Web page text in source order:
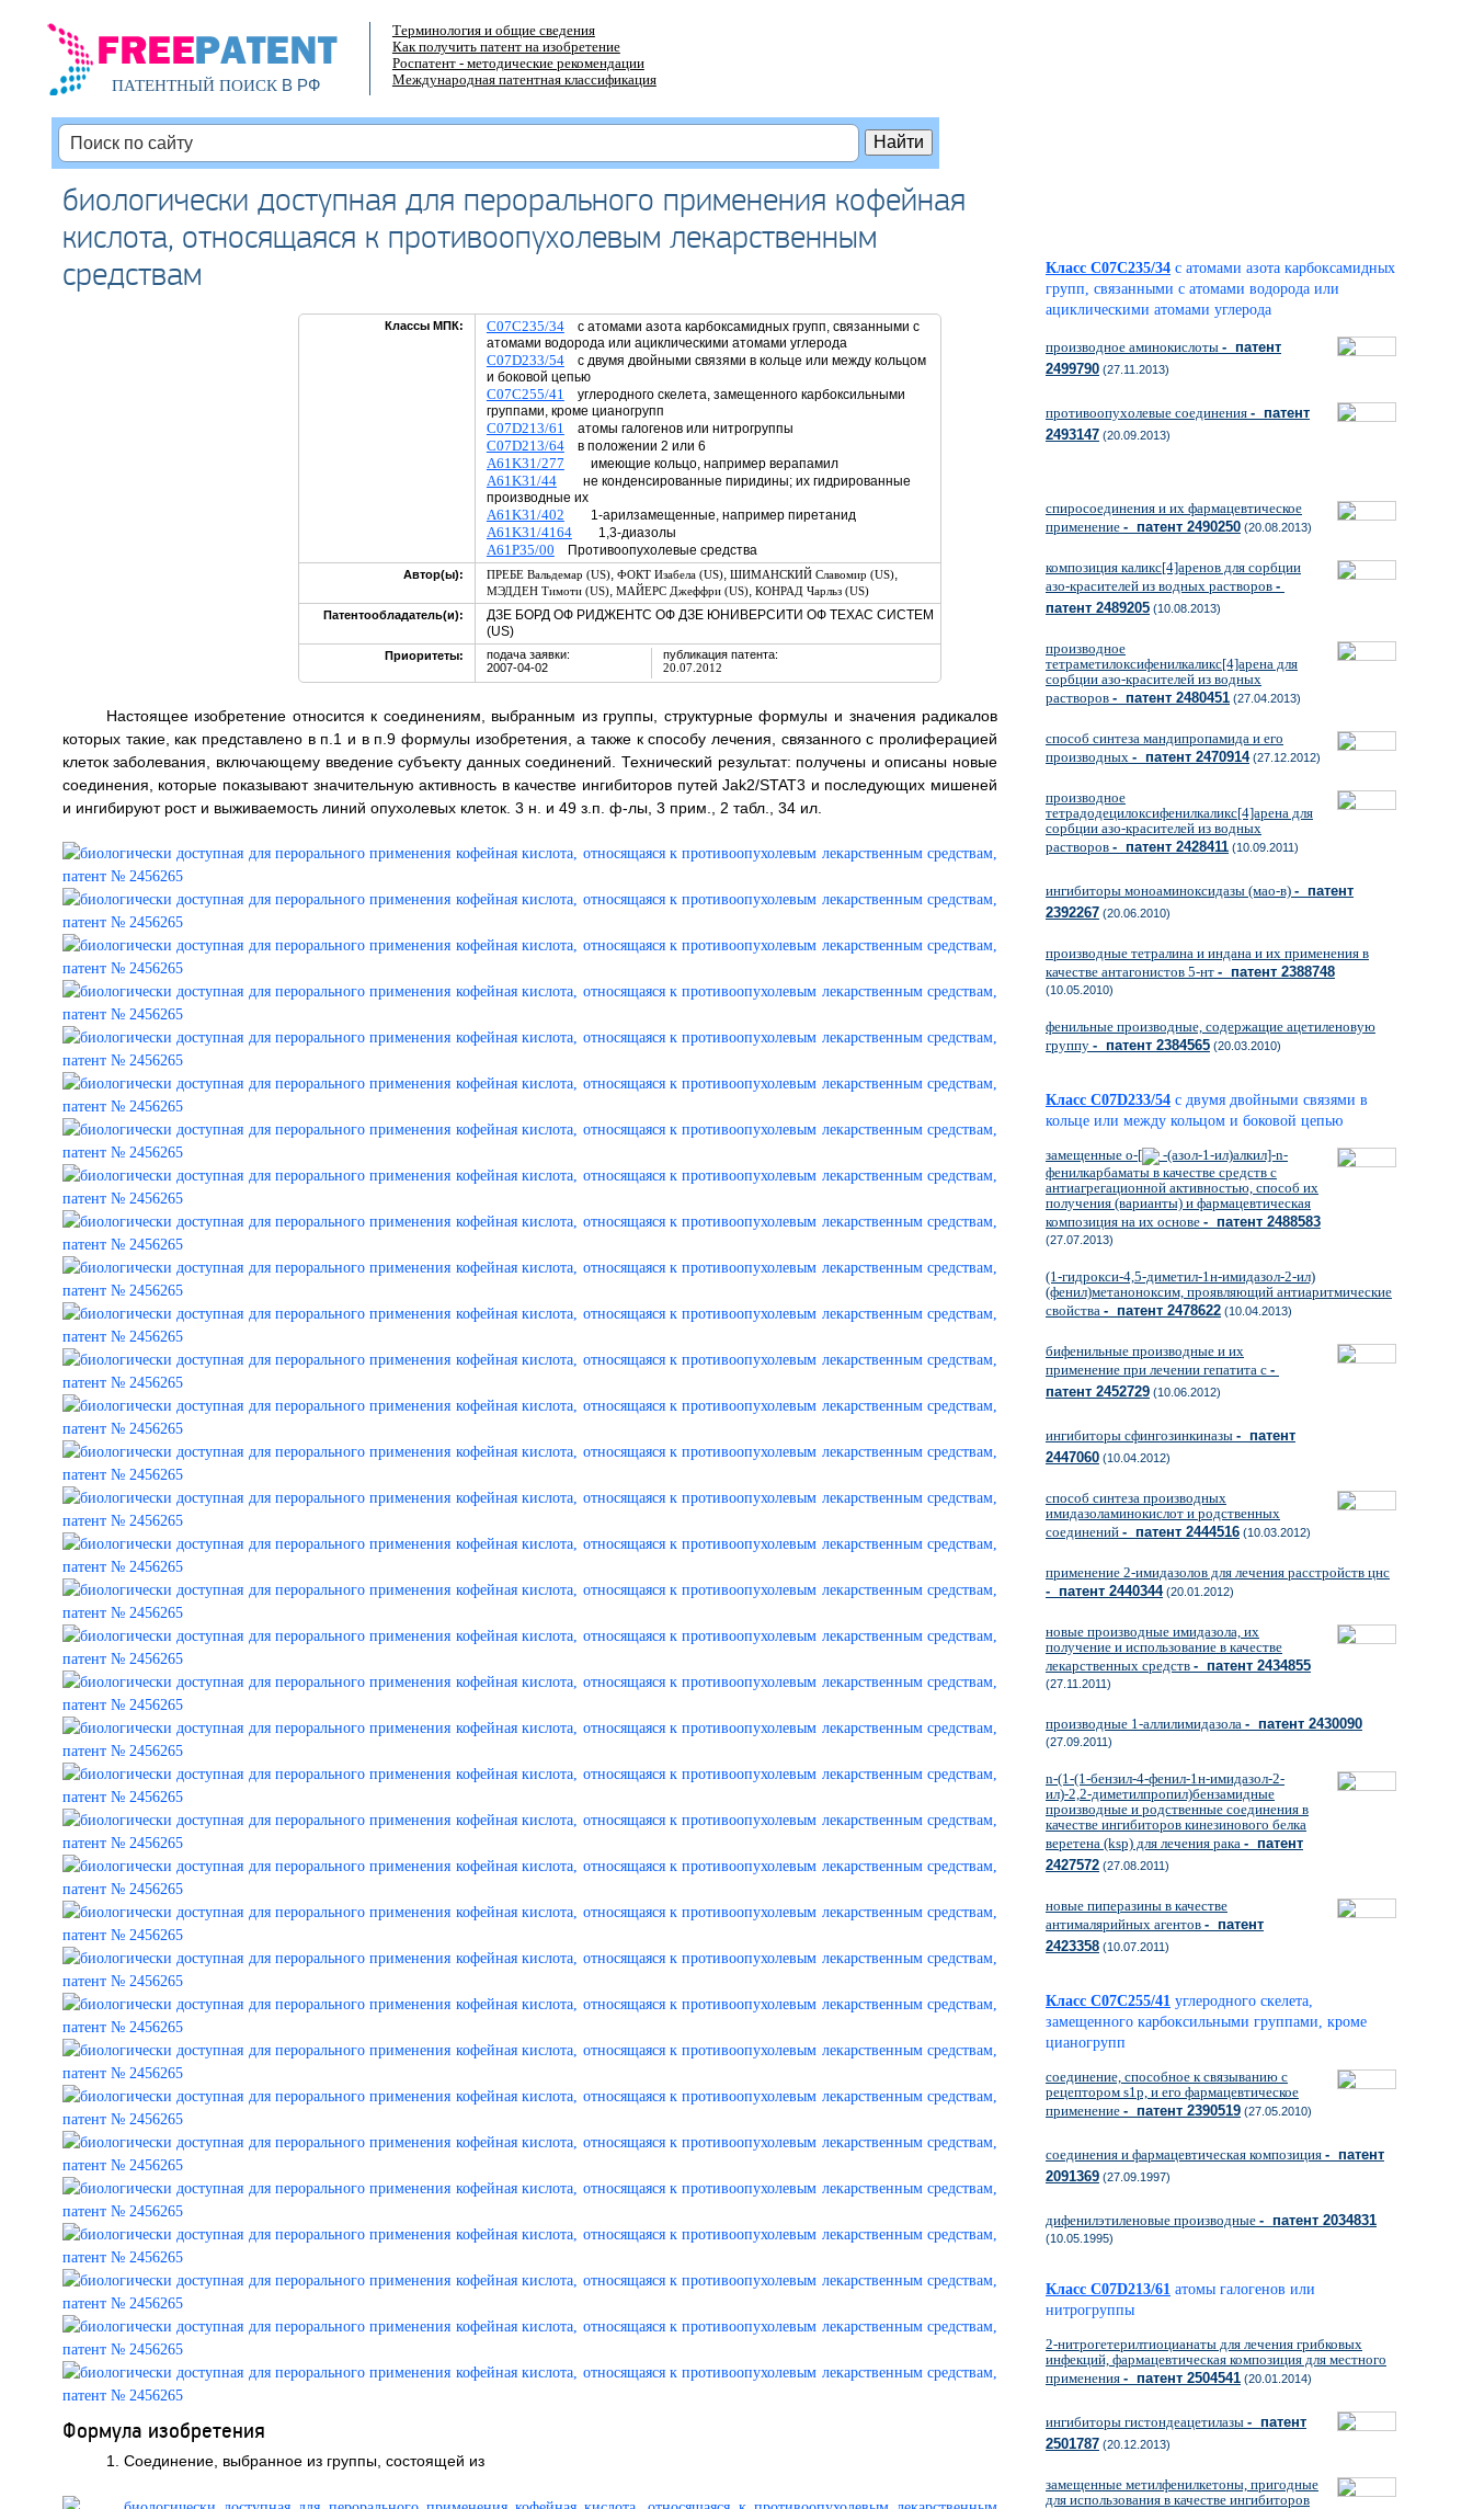
ПАТЕНТНЫЙ ПОИСКВ РФ
Терминология и общие сведения
Как получить патент на изобретение
Роспатент - методические рекомендации
Международная патентная классификация
биологически доступная для перорального применения кофейная
кислота, относящаяся к противоопухолевым лекарственным
средствам
Классы МПК: C07C235/34с атомами азота карбоксамидных групп, связанными с
атомами водорода или ациклическими атомами углерода
C07D233/54с двумя двойными связями в кольце или между кольцом
и боковой цепью
C07C255/41 углеродного скелета, замещенного карбоксильными
группами, кроме цианогрупп
C07D213/61 атомы галогенов или нитрогруппы
C07D213/64в положении 2 или 6
A61K31/277 имеющие кольцо, например верапамил
A61K31/44не конденсированные пиридины; их гидрированные
производные их
A61K31/402 1-арилзамещенные, например пиретанид
A61K31/41641,3-диазолы
A61P35/00 Противоопухолевые средства
Автор(ы): ПРЕБЕ Вальдемар (US), ФОКТ Изабела (US), ШИМАНСКИЙ Славомир (US),
МЭДДЕН Тимоти (US), МАЙЕРС Джеффри (US), КОНРАД Чарльз (US)
Патентообладатель(и):
ДЗЕ БОРД ОФ РИДЖЕНТС ОФ ДЗЕ ЮНИВЕРСИТИ ОФ ТЕХАС СИСТЕМ
(US)
Приоритеты:
подача заявки:
2007-04-02
публикация патента:
20.07.2012
Настоящее изобретение относится к соединениям, выбранным из группы, структурные формулы и значения радикалов
которых такие, как представлено в п.1 и в п.9 формулы изобретения, а также к способу лечения, связанного с пролиферацией
клеток заболевания, включающему введение субъекту данных соединений. Технический результат: получены и описаны новые
соединения, которые показывают значительную активность в качестве ингибиторов путей Jak2/STAT3 и последующих мишеней
и ингибируют рост и выживаемость линий опухолевых клеток. 3 н. и 49 з.п. ф-лы, 3 прим., 2 табл., 34 ил.
Формула изобретения
1. Соединение, выбранное из группы, состоящей из
Класс C07C235/34 с атомами азота карбоксамидных
групп, связанными с атомами водорода или
ациклическими атомами углерода
производное аминокислоты - патент
2499790 (27.11.2013)
противоопухолевые соединения - патент
2493147 (20.09.2013)
спиросоединения и их фармацевтическое
применение - патент 2490250 (20.08.2013)
композиция каликс[4]аренов для сорбции
азо-красителей из водных растворов -
патент 2489205 (10.08.2013)
производное
тетраметилоксифенилкаликс[4]арена для
сорбции азо-красителей из водных
растворов - патент 2480451 (27.04.2013)
способ синтеза мандипропамида и его
производных - патент 2470914(27.12.2012)
производное
тетрадодецилоксифенилкаликс[4]арена для
сорбции азо-красителей из водных
растворов - патент 2428411 (10.09.2011)
ингибиторы моноаминоксидазы (мао-в) - патент
2392267 (20.06.2010)
производные тетралина и индана и их применения в
качестве антагонистов 5-нт - патент 2388748
(10.05.2010)
фенильные производные, содержащие ацетиленовую
группу - патент 2384565 (20.03.2010)
Класс C07D233/54 с двумя двойными связями в
кольце или между кольцом и боковой цепью
замещенные о-[
-(азол-1-ил)алкил]-n-
фенилкарбаматы в качестве средств с
антиагрегационной активностью, способ их
получения (варианты) и фармацевтическая
композиция на их основе - патент 2488583
(27.07.2013)
(1-гидрокси-4,5-диметил-1н-имидазол-2-ил)
(фенил)метаноноксим, проявляющий антиаритмические
свойства - патент 2478622 (10.04.2013)
бифенильные производные и их
применение при лечении гепатита с -
патент 2452729 (10.06.2012)
ингибиторы сфингозинкиназы - патент
2447060 (10.04.2012)
способ синтеза производных
имидазоламинокислот и родственных
соединений - патент 2444516 (10.03.2012)
применение 2-имидазолов для лечения расстройств цнс
- патент 2440344(20.01.2012)
новые производные имидазола, их
получение и использование в качестве
лекарственных средств - патент 2434855
(27.11.2011)
производные 1-аллилимидазола - патент 2430090
(27.09.2011)
n-(1-(1-бензил-4-фенил-1н-имидазол-2-
ил)-2,2-диметилпропил)бензамидные
производные и родственные соединения в
качестве ингибиторов кинезинового белка
веретена (ksp) для лечения рака - патент
2427572 (27.08.2011)
новые пиперазины в качестве
антималярийных агентов - патент
2423358 (10.07.2011)
Класс C07C255/41 углеродного скелета,
замещенного карбоксильными группами, кроме
цианогрупп
соединение, способное к связыванию с
рецептором s1p, и его фармацевтическое
применение - патент 2390519 (27.05.2010)
соединения и фармацевтическая композиция - патент
2091369 (27.09.1997)
дифенилэтиленовые производные - патент 2034831
(10.05.1995)
Класс C07D213/61 атомы галогенов или
нитрогруппы
2-нитрогетерилтиоцианаты для лечения грибковых
инфекций, фармацевтическая композиция для местного
применения - патент 2504541 (20.01.2014)
ингибиторы гистондеацетилазы - патент
2501787 (20.12.2013)
замещенные метилфенилкетоны, пригодные
для использования в качестве ингибиторов